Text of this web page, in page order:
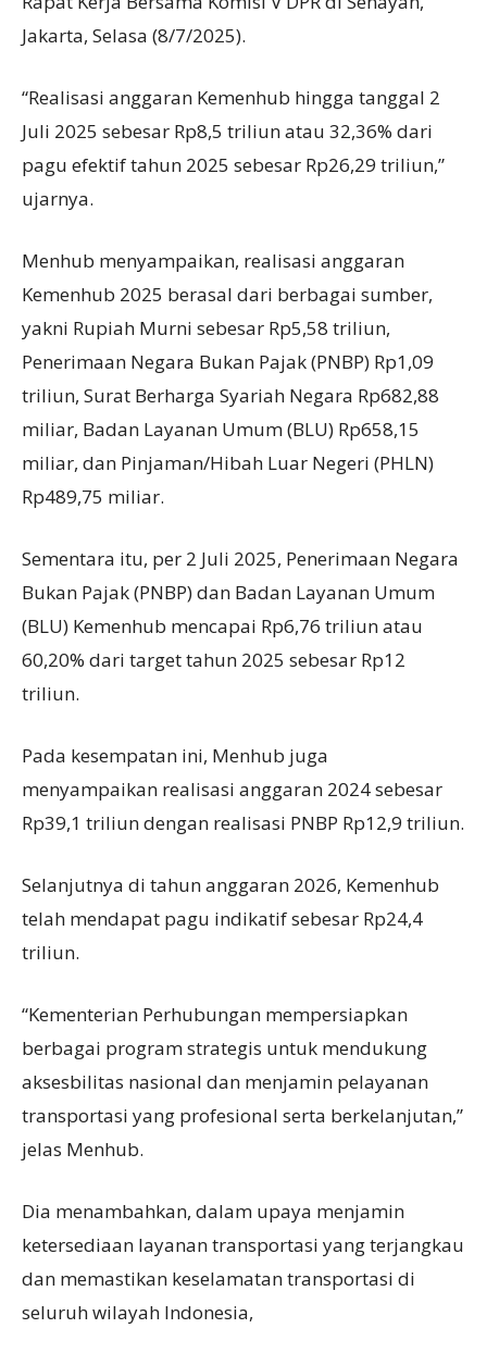
Jakarta, Selasa (8/7/2025).
“Realisasi anggaran Kemenhub hingga tanggal 2
Juli 2025 sebesar Rp8,5 triliun atau 32,36% dari
pagu efektif tahun 2025 sebesar Rp26,29 triliun,”
ujarnya.
Menhub menyampaikan, realisasi anggaran
Kemenhub 2025 berasal dari berbagai sumber,
yakni Rupiah Murni sebesar Rp5,58 triliun,
Penerimaan Negara Bukan Pajak (PNBP) Rp1,09
triliun, Surat Berharga Syariah Negara Rp682,88
miliar, Badan Layanan Umum (BLU) Rp658,15
miliar, dan Pinjaman/Hibah Luar Negeri (PHLN)
Rp489,75 miliar.
Sementara itu, per 2 Juli 2025, Penerimaan Negara
Bukan Pajak (PNBP) dan Badan Layanan Umum
(BLU) Kemenhub mencapai Rp6,76 triliun atau
60,20% dari target tahun 2025 sebesar Rp12
triliun.
Pada kesempatan ini, Menhub juga
menyampaikan realisasi anggaran 2024 sebesar
Rp39,1 triliun dengan realisasi PNBP Rp12,9 triliun.
Selanjutnya di tahun anggaran 2026, Kemenhub
telah mendapat pagu indikatif sebesar Rp24,4
triliun.
“Kementerian Perhubungan mempersiapkan
berbagai program strategis untuk mendukung
aksesbilitas nasional dan menjamin pelayanan
transportasi yang profesional serta berkelanjutan,”
jelas Menhub.
Dia menambahkan, dalam upaya menjamin
ketersediaan layanan transportasi yang terjangkau
dan memastikan keselamatan transportasi di
seluruh wilayah Indonesia,